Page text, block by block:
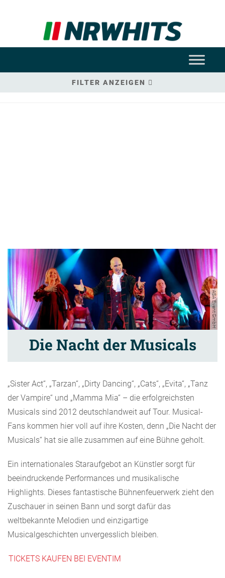
FILTER ANZEIGEN
ASA Event GmbH
Die Nacht der Musicals
„Sister Act“, „Tarzan“, „Dirty Dancing“, „Cats“, „Evita“, „Tanz
der Vampire“ und „Mamma Mia“ – die erfolgreichsten
Musicals sind 2012 deutschlandweit auf Tour. Musical-
Fans kommen hier voll auf ihre Kosten, denn „Die Nacht der
Musicals“ hat sie alle zusammen auf eine Bühne geholt.
Ein internationales Staraufgebot an Künstler sorgt für
beeindruckende Performances und musikalische
Highlights. Dieses fantastische Bühnenfeuerwerk zieht den
Zuschauer in seinen Bann und sorgt dafür das
weltbekannte Melodien und einzigartige
Musicalgeschichten unvergesslich bleiben.
TICKETS KAUFEN BEI EVENTIM